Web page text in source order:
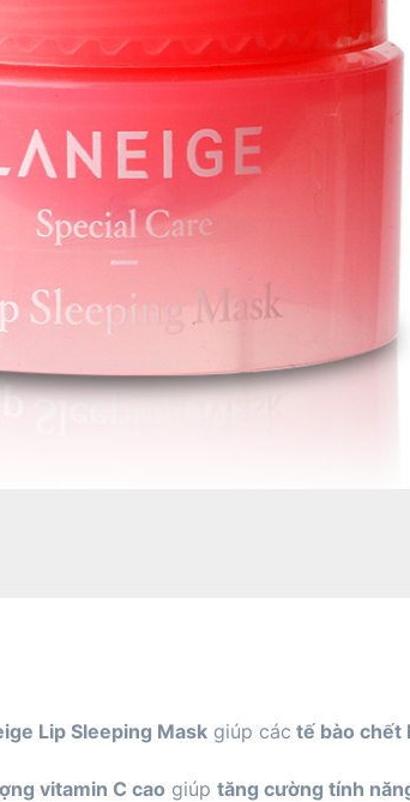
Lip Sleeping Mask giúp các tế bào chết
vitamin C cao giúp tăng cường tính